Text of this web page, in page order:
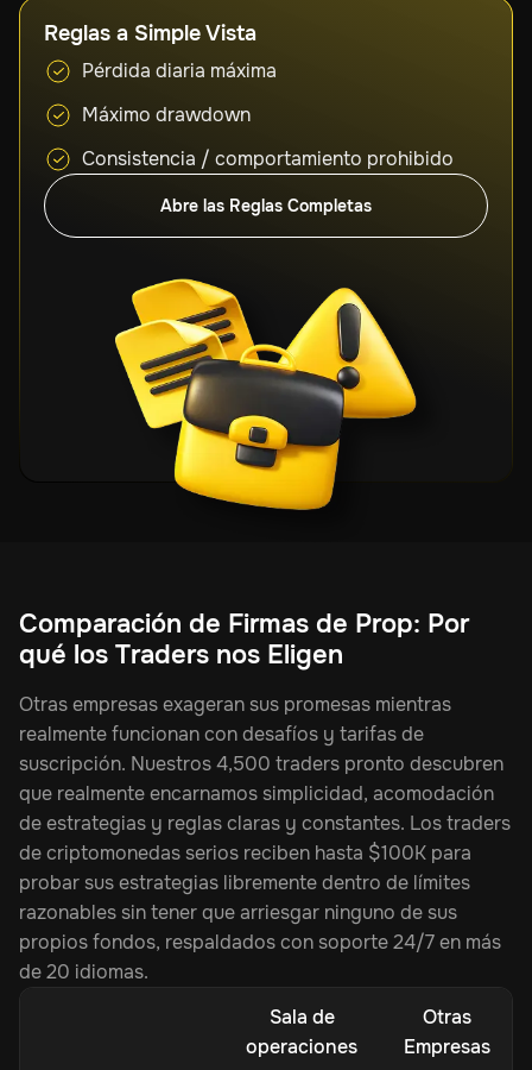
Reglas a Simple Vista
Pérdida diaria máxima
Máximo drawdown
Consistencia / comportamiento prohibido
Abre las Reglas Completas
Sala de
operaciones
Otras
Empresas
Comparación de Firmas de Prop: Por
qué los Traders nos Eligen
Otras empresas exageran sus promesas mientras
realmente funcionan con desafíos y tarifas de
suscripción. Nuestros 4,500 traders pronto descubren
que realmente encarnamos simplicidad, acomodación
de estrategias y reglas claras y constantes. Los traders
de criptomonedas serios reciben hasta $100K para
probar sus estrategias libremente dentro de límites
razonables sin tener que arriesgar ninguno de sus
propios fondos, respaldados con soporte 24/7 en más
de 20 idiomas.